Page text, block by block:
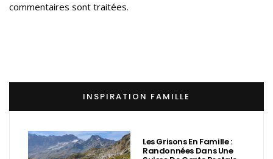
commentaires sont traitées.
INSPIRATION FAMILLE
Les Grisons En Famille :
Randonnées Dans Une